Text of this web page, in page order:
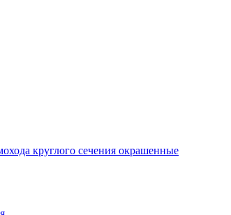
круглого сечения окрашенные